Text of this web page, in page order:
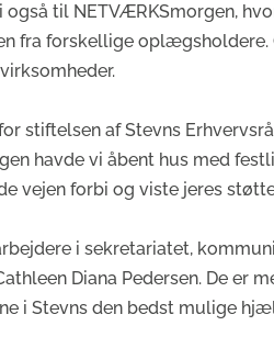
også til NETVÆRKSmorgen,
fra forskellige
stiftelsen af Stevns
havde vi åbent hus med
vejen forbi og viste jeres
i sekretariatet,
Diana Pedersen. De er
i Stevns den bedst mulige